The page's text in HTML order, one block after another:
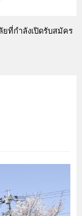
ที่กำลังเปิดรับสมัคร